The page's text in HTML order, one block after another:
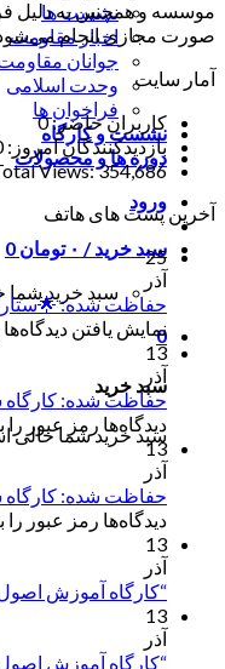
نشست ها
اخبار مقاومت
جوانان
وحدت اسلامی
فراخوان ها
نشست و کارگاه
دوره ها و محصولات
ورود
سبد خرید / ۰ تومان 0
سبد خرید
0
سبد خرید
سبد خرید شما خالی
موسسه و همچنین به دلیل
صورت مجازی انجام
آمار سایت
کاربران حاضر:0
بازدیدکنندگان امروز:
Views:354,686
آخرین پست های هاتف
25
آذر
حفاظت شده:
نمایش یافتن
13
آذر
حفاظت شده:
دیدگاه‌ها رمز عبور را
13
آذر
حفاظت شده:
دیدگاه‌ها رمز عبور را
13
آذر
“کارگاه آموزش
13
آذر
“کارگاه آموزش